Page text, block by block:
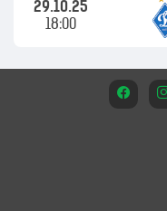
29.10.25
18:00